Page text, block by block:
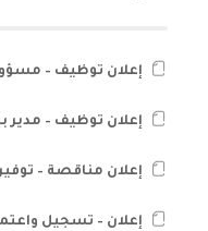
إعلان توظيف –
إعلان توظيف – مدير
إعلان مناقصة –
إعلان – تسجيل